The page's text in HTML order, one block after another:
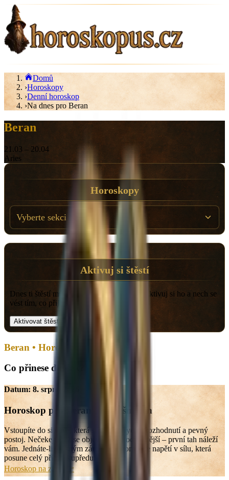
Domů
›Horoskopy
›Denní horoskop
›Na dnes pro Beran
Beran
21.03 – 20.04
Aries
Horoskopy
Vyberte sekci
Aktivuj si štěstí
Dnes ti štěstí může otevřít správné dveře. Aktivuj si ho a nech se
vést tím, co přijde.
Aktivovat štěstí
Beran • Horoskop na dnes
Co přinese dnešek?
Datum: 8. srpna 2026
Horoskop pro Beran na dnešní den
Vstoupíte do situace, která si vyžádá rychlé rozhodnutí a pevný
postoj. Nečekejte, až se objeví někdo odvážnější – první tah náleží
vám. Jednáte-li s jasným záměrem, proměníte napětí v sílu, která
posune celý příběh kupředu.
Horoskop na zítra
👉